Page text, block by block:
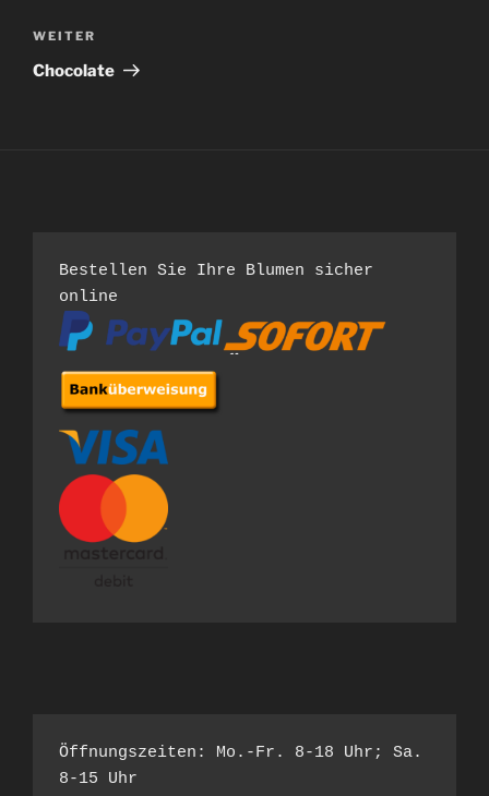
Nächster
Beitrag
WEITER
Chocolate
Bestellen Sie Ihre Blumen sicher
Öffnungszeiten: Mo.-Fr. 8-18 Uhr; Sa.
8-15 Uhr